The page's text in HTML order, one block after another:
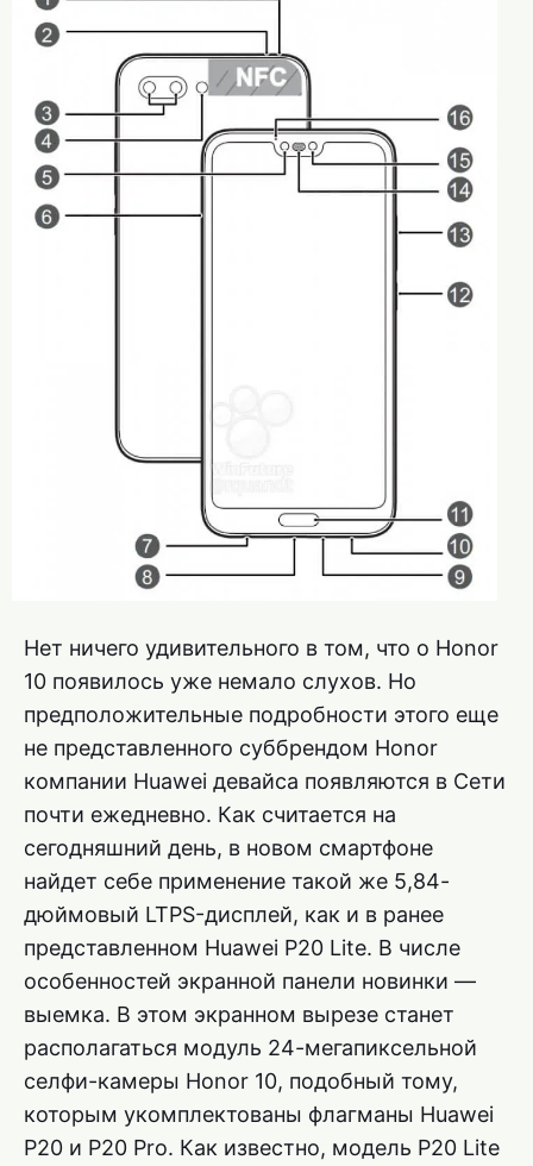
Нет ничего удивительного в том, что о Honor
10 появилось уже немало слухов. Но
предположительные подробности этого еще
не представленного суббрендом Honor
компании Huawei девайса появляются в Сети
почти ежедневно. Как считается на
сегодняшний день, в новом смартфоне
найдет себе применение такой же 5,84-
дюймовый LTPS-дисплей, как и в ранее
представленном Huawei P20 Lite. В числе
особенностей экранной панели новинки —
выемка. В этом экранном вырезе станет
располагаться модуль 24-мегапиксельной
селфи-камеры Honor 10, подобный тому,
которым укомплектованы флагманы Huawei
P20 и P20 Pro. Как известно, модель P20 Lite